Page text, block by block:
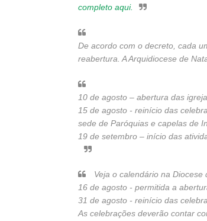
completo aqui.
De acordo com o decreto, cada
reabertura. A Arquidiocese de
10 de agosto – abertura das
15 de agosto - reinício das
sede de Paróquias e capelas de
19 de setembro – início das
Veja o calendário na Diocese
16 de agosto - permitida a
31 de agosto - reinício das
As celebrações deverão contar